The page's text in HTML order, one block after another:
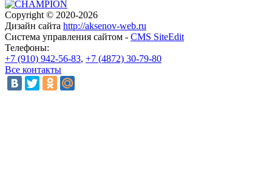
Copyright © 2020-2026
Дизайн сайта http://aksenov-web.ru
Система управления сайтом - CMS SiteEdit
Телефоны:
+7 (910) 942-56-83, +7 (4872) 30-79-80
Все контакты